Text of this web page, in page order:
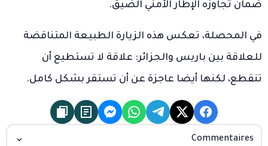
ضمان تجاوزه الإطار الأمني الضيق.
في المحصلة، تعكس هذه الزيارة الطبيعة المتناقضة
للعلاقة بين باريس والجزائر: علاقة لا تستطيع أن
تنقطع، لكنها أيضا عاجزة عن أن تستقر بشكل كامل.
Commentaires